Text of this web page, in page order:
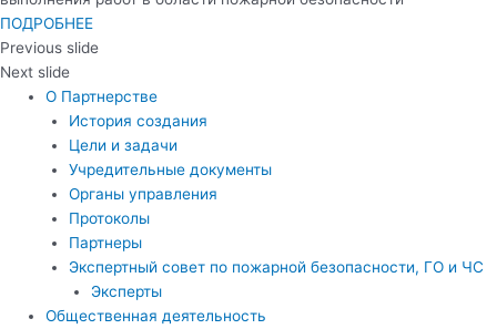
ПОДРОБНЕЕ
Previous slide
Next slide
О Партнерстве
История создания
Цели и задачи
Учредительные документы
Органы управления
Протоколы
Партнеры
Экспертный совет по пожарной безопасности, ГО и ЧС
Эксперты
Общественная деятельность